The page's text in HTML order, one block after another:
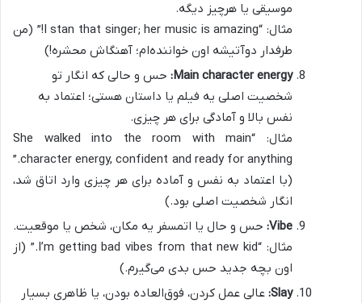
موسیقی یا هرچیز دیگه.
مثال: “I stan that singer; her music is amazing!” (من
طرفدار دوآتیشه اون خواننده‌ام؛ آهنگاش محشره!)
Main character energy: حس و حالی که انگار تو
شخصیت اصلی یه فیلم یا داستان هستی؛ اعتماد به
نفس بالا و آمادگی برای هر چیزی.
مثال: “She walked into the room with main
character energy, confident and ready for anything.”
(با اعتماد به نفس و آماده برای هر چیزی وارد اتاق شد،
انگار شخصیت اصلی بود.)
Vibe: حس و حال یا اتمسفر یه مکان، شخص یا موقعیت.
مثال: “I’m getting bad vibes from that new kid.” (از
اون بچه جدید حس بدی می‌گیرم.)
Slay: عالی عمل کردن، فوق‌العاده بودن، یا ظاهری بسیار